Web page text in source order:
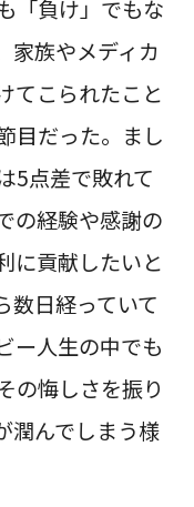
「負け」でもな
家族やメディカ
てこられたこと
目だった。まし
5点差で敗れて
の経験や感謝の
に貢献したいと
数日経っていて
ー人生の中でも
の悔しさを振り
潤んでしまう様